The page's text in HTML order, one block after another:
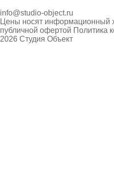
info@studio-object.ru
Цены носят информационный
публичной офертой Политика
2026 Студия Объект